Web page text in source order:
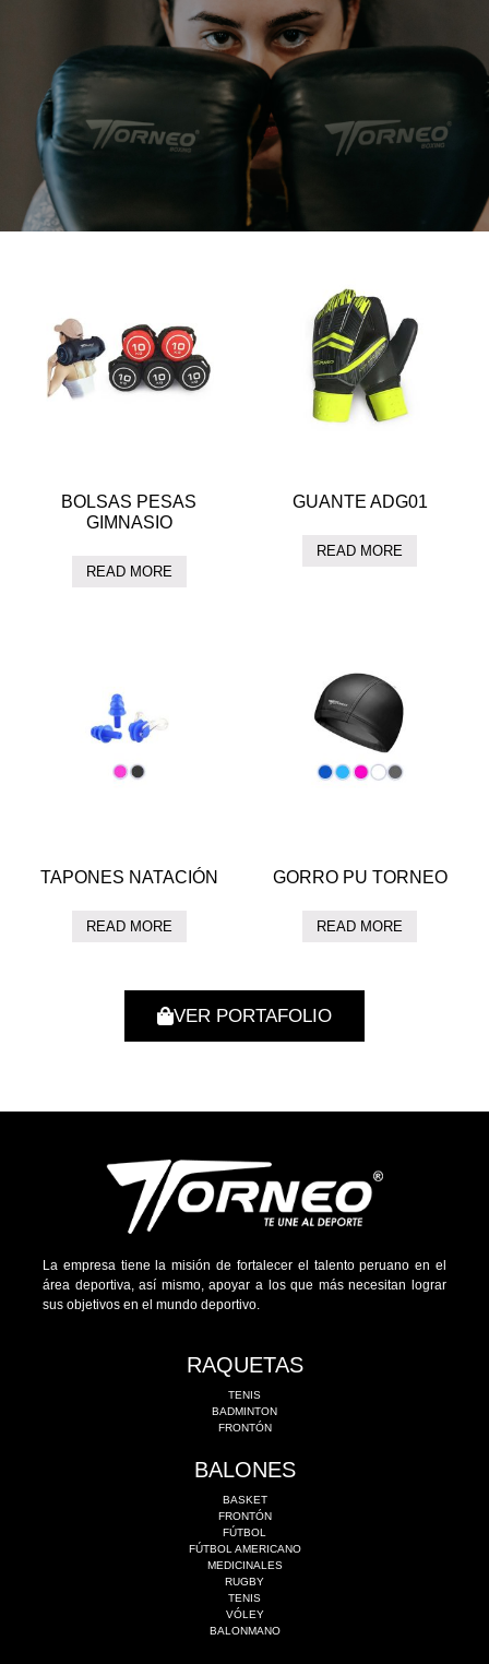
BOLSAS PESAS
GIMNASIO
READ MORE
GUANTE ADG01
READ MORE
TAPONES NATACIÓN
READ MORE
GORRO PU TORNEO
READ MORE
VER PORTAFOLIO
La empresa tiene la misión de fortalecer el talento peruano en el
área deportiva, así mismo, apoyar a los que más necesitan lograr
sus objetivos en el mundo deportivo.
RAQUETAS
TENIS
BADMINTON
FRONTÓN
BALONES
BASKET
FRONTÓN
FÚTBOL
FÚTBOL AMERICANO
MEDICINALES
RUGBY
TENIS
VÓLEY
BALONMANO